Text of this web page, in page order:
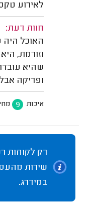
לאירוע
חוות דעת:
האוכל היה
וזורמת,
שהיא
ופריקה
איכות 9
רק לקוחות
שירות
במידרג.